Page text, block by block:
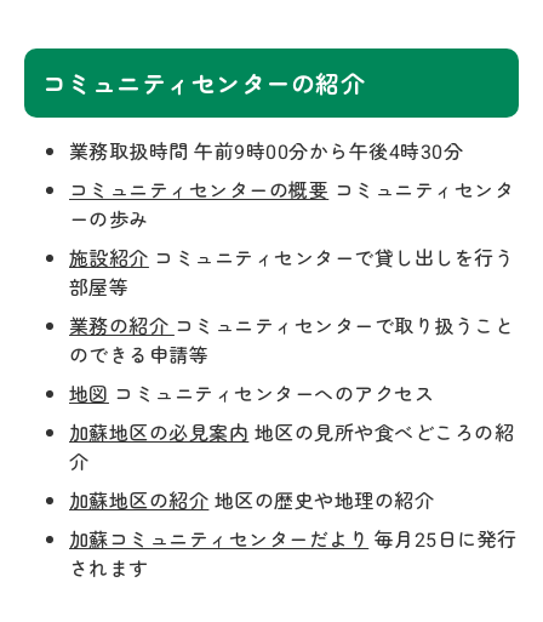
コミュニティセンターの紹介
業務取扱時間 午前9時00分から午後4時30分
コミュニティセンターの概要 コミュニティセンタ
ーの歩み
施設紹介 コミュニティセンターで貸し出しを行う
部屋等
業務の紹介 コミュニティセンターで取り扱うこと
のできる申請等
地図 コミュニティセンターへのアクセス
加蘇地区の必見案内 地区の見所や食べどころの紹
介
加蘇地区の紹介 地区の歴史や地理の紹介
加蘇コミュニティセンターだより 毎月25日に発行
されます